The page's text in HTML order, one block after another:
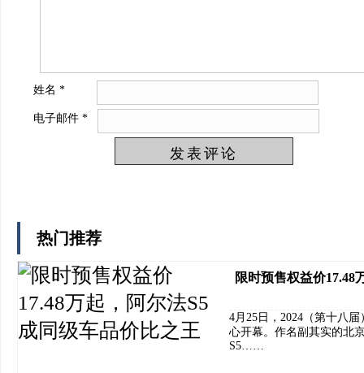
姓名 *
电子邮件 *
热门推荐
限时预售权益价17.48
4月25日，2024（第十八
心开幕。作名副其实的北
S5……